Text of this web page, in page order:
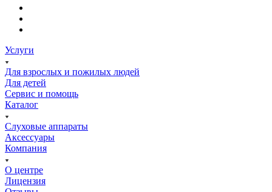
Услуги
Для взрослых и пожилых людей
Для детей
Сервис и помощь
Каталог
Слуховые аппараты
Аксессуары
Компания
О центре
Лицензия